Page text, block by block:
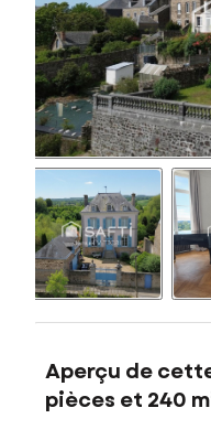
Aperçu de
pièces et 240